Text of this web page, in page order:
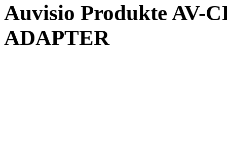
Auvisio Produkte AV-
ADAPTER